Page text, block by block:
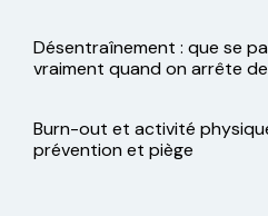
Désentraînement : que se
vraiment quand on arrête
Burn-out et activité
prévention et piège